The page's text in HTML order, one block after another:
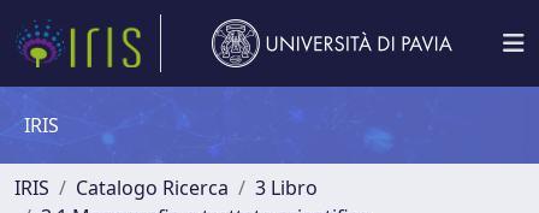
IRIS
IRIS Catalogo Ricerca
3 Libro